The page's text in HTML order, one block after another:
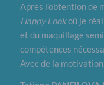
Après l’obtention de
Happy Lookoù je
et du maquillage
compétences
Avec de la